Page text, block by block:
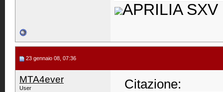
APRILIA
23 gennaio 08, 07:36
MTA4ever
User Citazione: